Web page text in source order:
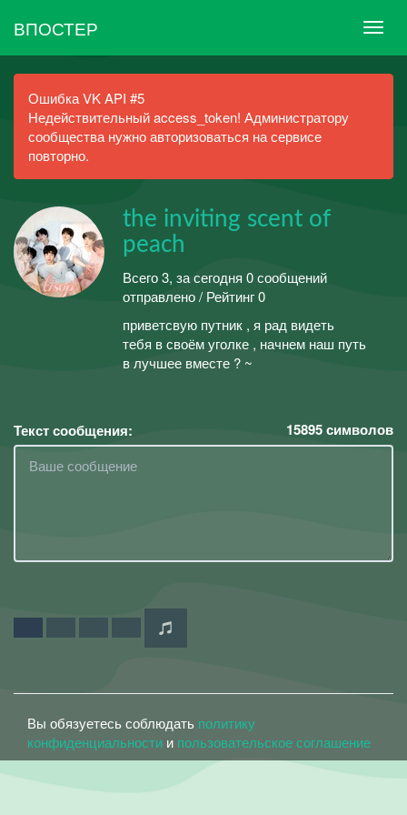
ВПОСТЕР
Ошибка VK API #5
Недействительный access_token! Администратору
сообщества нужно авторизоваться на сервисе
повторно.
the inviting scent of
peach
Всего 3, за сегодня 0 сообщений
отправлено / Рейтинг 0
приветсвую путник , я рад видеть
тебя в своём уголке , начнем наш путь
в лучшее вместе ? ~
Текст сообщения: 15895символов
Вы обязуетесь соблюдать политику
конфиденциальности и пользовательское соглашение